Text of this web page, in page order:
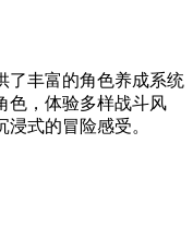
了丰富的角色养成系统
色，体验多样战斗风
式的冒险感受。